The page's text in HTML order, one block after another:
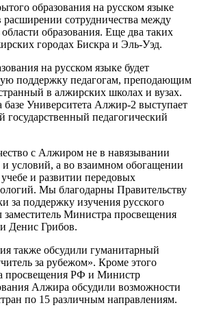
образования на русском языке
сотрудничества между
образования. Еще два таких
городах Бискра и Эль-Уэд.
на русском языке будет
поддержку педагогам, преподающим
в алжирских школах и вузах.
Университета Алжир-2 выступает
педагогический
с Алжиром не в навязывании
условий, а во взаимном обогащении
и развитии передовых
Мы благодарны Правительству
за поддержку изучения русского
Министра просвещения
Денис Грибов.
также обсудили гуманитарный
за рубежом». Кроме этого
просвещения РФ и Министр
Алжира обсудили возможности
по 15 различным направлениям.